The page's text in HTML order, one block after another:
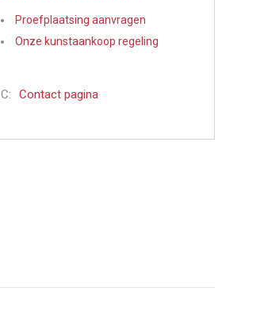
Proefplaatsing aanvragen
Onze kunstaankoop regeling
C: Contact pagina